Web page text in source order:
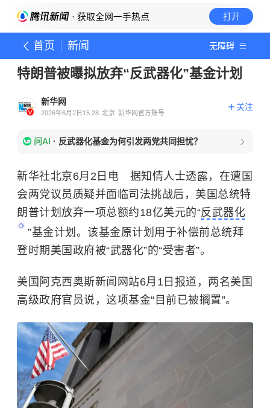
· 获取全网一手热点 打开
首页 新闻 无障碍
特朗普被曝拟放弃“反武器化”基金计划
新华网
2026年6月2日15:28 北京 新华网官方账号
关注
问AI · 反武器化基金为何引发两党共同担忧？
新华社北京6月2日电 据知情人士透露，在遭国
会两党议员质疑并面临司法挑战后，美国总统特
朗普计划放弃一项总额约18亿美元的“反武器化
”基金计划。该基金原计划用于补偿前总统拜
登时期美国政府被“武器化”的“受害者”。
美国阿克西奥斯新闻网站6月1日报道，两名美国
高级政府官员说，这项基金“目前已被搁置”。